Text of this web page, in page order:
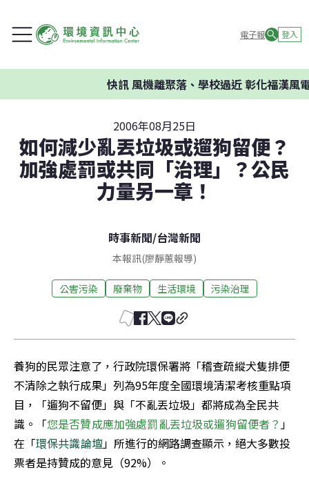
電子報 登入
快訊風機離聚落、學校過近 彰化福漢風電
2006年08月25日
如何減少亂丟垃圾或遛狗留便？
加強處罰或共同「治理」？公民
力量另一章！
時事新聞/台灣新聞
本報訊(廖靜蕙報導)
公害污染 廢棄物 生活環境 污染治理
養狗的民眾注意了，行政院環保署將「稽查疏縱犬隻排便
不清除之執行成果」列為95年度全國環境清潔考核重點項
目，「遛狗不留便」與「不亂丟垃圾」都將成為全民共
識。「您是否贊成應加強處罰亂丟垃圾或遛狗留便者？」
在「環保共識論壇」所進行的網路調查顯示，絕大多數投
票者是持贊成的意見（92%）。